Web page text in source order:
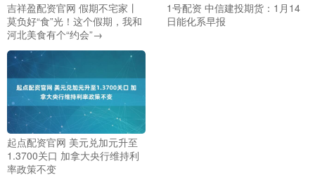
吉祥盈配资官网 假期不宅家丨
莫负好“食”光！这个假期，我和
河北美食有个“约会”→
1号配资 中信建投期货：1月14
日能化系早报
起点配资官网 美元兑加元升至
1.3700关口 加拿大央行维持利
率政策不变